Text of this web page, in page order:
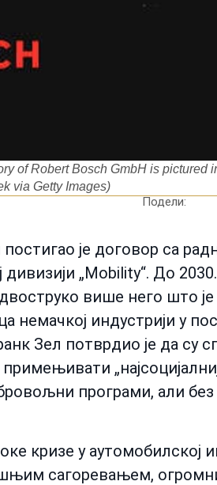
of Robert Bosch GmbH is pictured
via Getty Images)
Подели:
је договор са
„Mobility“. До
више него што
немачкој индустрији у
Зел потврдио је да су
програми, али
кризе у аутомобилској
сагоревањем,